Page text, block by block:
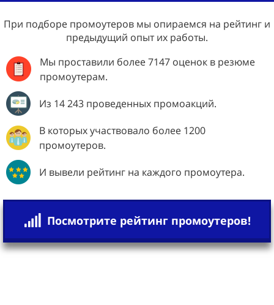
При подборе промоутеров мы опираемся на рейтинг и
предыдущий опыт их работы.
Мы проставили более 7147 оценок в резюме
промоутерам.
Из 14 243 проведенных промоакций.
В которых участвовало более 1200
промоутеров.
И вывели рейтинг на каждого промоутера.
Посмотрите рейтинг промоутеров!